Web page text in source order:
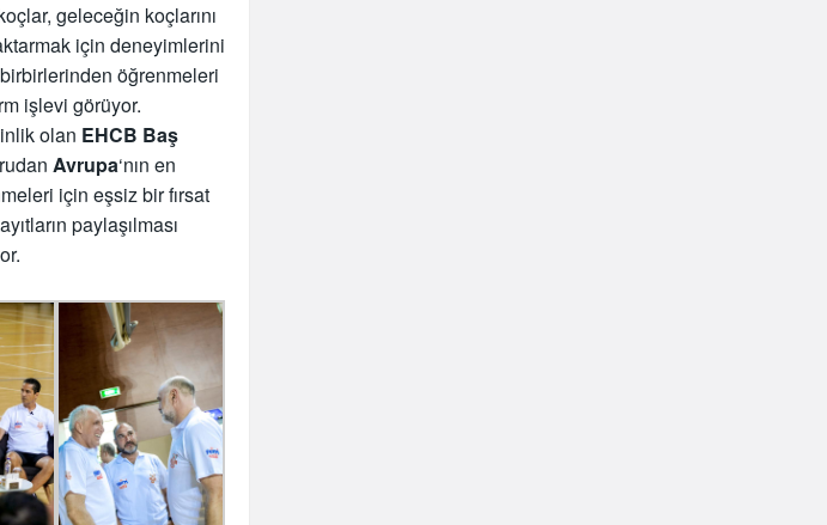
geleceğin koçlarını
için deneyimlerini
birbirlerinden öğrenmeleri
işlevi görüyor.
olan EHCB Baş
Avrupa‘nın en
için eşsiz bir fırsat
paylaşılması